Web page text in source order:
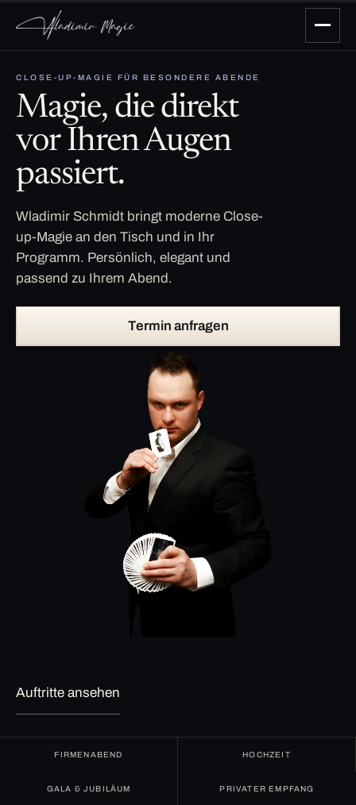
CLOSE-UP-MAGIE FÜR BESONDERE ABENDE
Magie, die direkt
vor Ihren Augen
passiert.
Wladimir Schmidt bringt moderne Close-
up-Magie an den Tisch und in Ihr
Programm. Persönlich, elegant und
passend zu Ihrem Abend.
Termin anfragen
Auftritte ansehen
FIRMENABEND HOCHZEIT
GALA & JUBILÄUM PRIVATER EMPFANG